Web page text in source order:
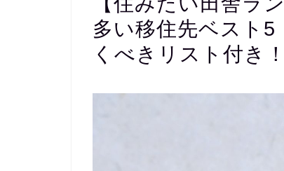
多い移住先ベスト5
くべきリスト付き！